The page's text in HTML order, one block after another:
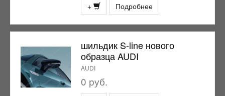
+ Подробнее
шильдик S-line нового
образца AUDI
AUDI
0 руб.